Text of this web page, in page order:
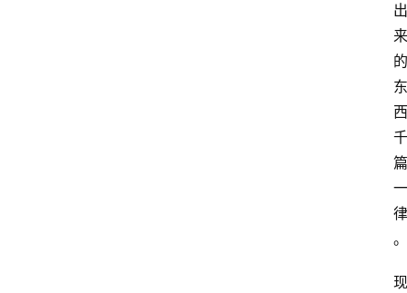
出
来
的
东
西
千
篇
一
律
。
现